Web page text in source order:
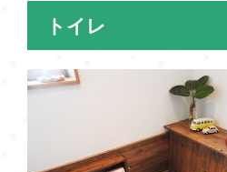
トイレ